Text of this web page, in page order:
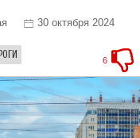
30 октября 2024
6